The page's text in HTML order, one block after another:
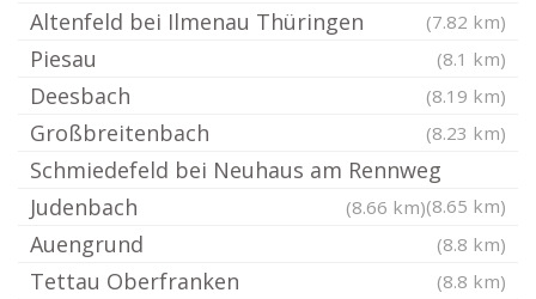
Altenfeld bei Ilmenau Thüringen (7.82 km)
Piesau (8.1 km)
Deesbach (8.19 km)
Großbreitenbach (8.23 km)
Schmiedefeld bei Neuhaus am Rennweg
(8.65 km)
Judenbach (8.66 km)
Auengrund (8.8 km)
Tettau Oberfranken (8.8 km)